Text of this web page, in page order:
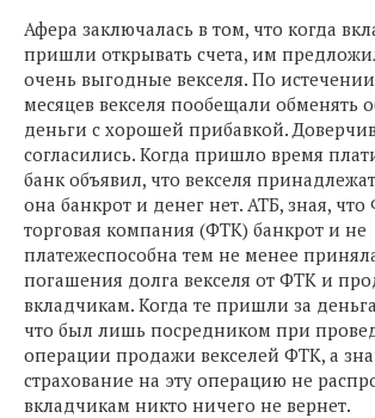
Афера заключалась в том, что когда
пришли открывать счета, им
очень выгодные векселя. По
месяцев векселя пообещали обменять
деньги с хорошей прибавкой.
согласились. Когда пришло время
банк объявил, что векселя
она банкрот и денег нет. АТБ, зная,
торговая компания (ФТК) банкрот и не
платежеспособна тем не менее
погашения долга векселя от ФТК и
вкладчикам. Когда те пришли за
что был лишь посредником при
операции продажи векселей ФТК, а
страхование на эту операцию не
вкладчикам никто ничего не вернет.